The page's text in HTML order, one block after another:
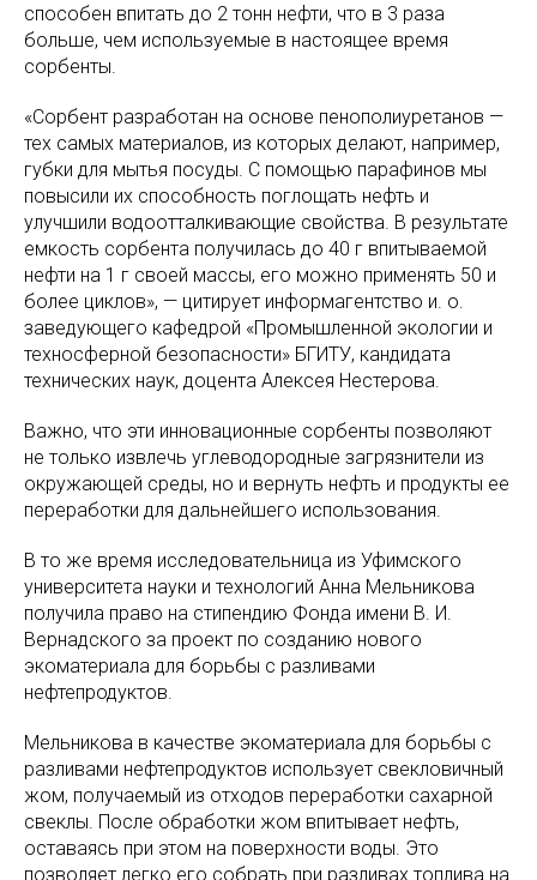
способен впитать до 2 тонн нефти, что в 3 раза
больше, чем используемые в настоящее время
сорбенты.
«Сорбент разработан на основе пенополиуретанов —
тех самых материалов, из которых делают, например,
губки для мытья посуды. С помощью парафинов мы
повысили их способность поглощать нефть и
улучшили водоотталкивающие свойства. В результате
емкость сорбента получилась до 40 г впитываемой
нефти на 1 г своей массы, его можно применять 50 и
более циклов»‎, — цитирует информагентство и. о.
заведующего кафедрой «Промышленной экологии и
техносферной безопасности»‎ БГИТУ, кандидата
технических наук, доцента Алексея Нестерова.
Важно, что эти инновационные сорбенты позволяют
не только извлечь углеводородные загрязнители из
окружающей среды, но и вернуть нефть и продукты ее
переработки для дальнейшего использования.
В то же время исследовательница из Уфимского
университета науки и технологий Анна Мельникова
получила право на стипендию Фонда имени В. И.
Вернадского за проект по созданию нового
экоматериала для борьбы с разливами
нефтепродуктов.
Мельникова в качестве экоматериала для борьбы с
разливами нефтепродуктов использует свекловичный
жом, получаемый из отходов переработки сахарной
свеклы. После обработки жом впитывает нефть,
оставаясь при этом на поверхности воды. Это
позволяет легко его собрать при разливах топлива на